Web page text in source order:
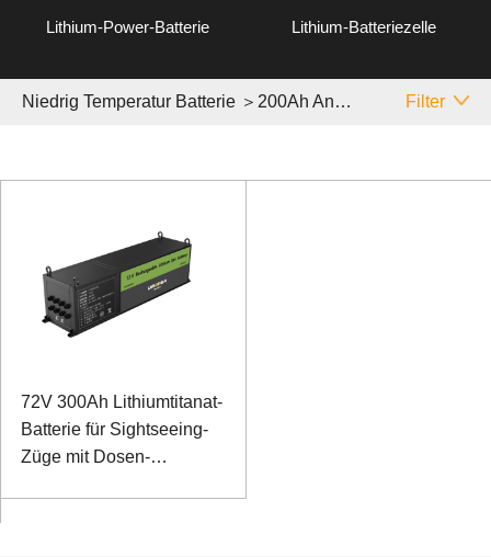
Lithium-Power-Batterie Lithium-Batteriezelle
Niedrig Temperatur Batterie ＞200Ah Andere Filter
72V 300Ah Lithiumtitanat-
Batterie für Sightseeing-
Züge mit Dosen-